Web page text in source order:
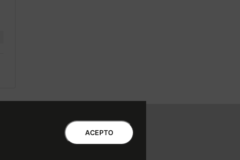
Centro de Atención al Cliente
Libro de quejas OnlineACEPTO